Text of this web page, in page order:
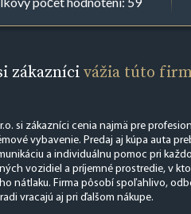
zákaznícivážia túto
si zákazníci cenia najmä pre
vybavenie. Predaj aj kúpa auta
a individuálnu pomoc pri
vozidiel a príjemné prostredie, v
nátlaku. Firma pôsobí spoľahlivo,
vracajú aj pri ďalšom nákupe.